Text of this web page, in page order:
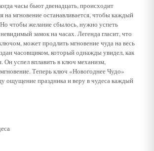
часы бьют двенадцать, происходит
на мгновение останавливается, чтобы каждый
Но чтобы желание сбылось, нужно успеть
замок на часах. Легенда гласит, что
может продлить мгновение чуда на весь
часовщиком, который однажды увидел, как
Он успел вплавить в ключ механизм,
Теперь ключ «Новогоднее Чудо»
ощущение праздника и веру в чудеса каждый